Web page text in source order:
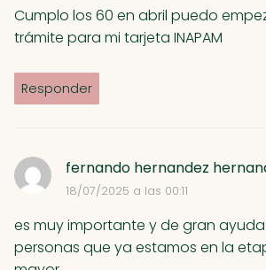
Cumplo los 60 en abril puedo
trámite para mi tarjeta INAPAM
Responder
fernando hernandez
18/07/2025 a las 00:11
es muy importante y de gran
personas que ya estamos en la